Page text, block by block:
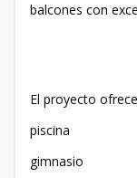
balcones con
El proyecto
piscina
gimnasio